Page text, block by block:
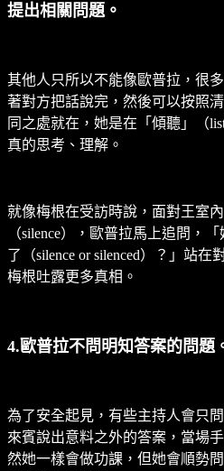
提出相關問題。
其他人只所以不能像歐普拉，很
著對方把話說完，然後可以按照
同之處就在，她是在「傾聽」（
真的思考、理解。
就像梅根在受訪時說，面對王室
（silence），歐普拉馬上追問，
了（silence or silenced）？」站
梅根吐露更多真相。
4.歐普拉不問明知答案的問題
為了安全起見，有些主持人會只
來賓說出意料之外的答案，當場
然她一樣會做功課，但她會順勢